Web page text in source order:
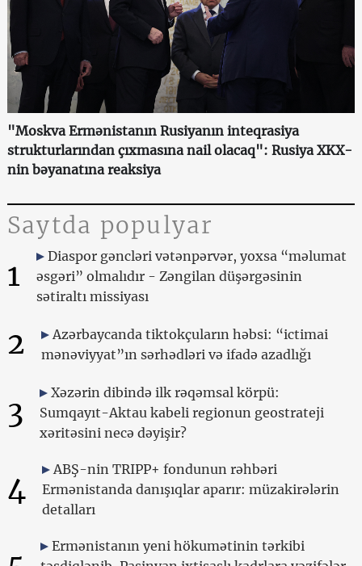
"Moskva Ermənistanın Rusiyanın inteqrasiya
strukturlarından çıxmasına nail olacaq": Rusiya XKX-
nin bəyanatına reaksiya
Saytda populyar
1
Diaspor gəncləri vətənpərvər, yoxsa “məlumat
əsgəri” olmalıdır - Zəngilan düşərgəsinin
sətiraltı missiyası
2
Azərbaycanda tiktokçuların həbsi: “ictimai
mənəviyyat”ın sərhədləri və ifadə azadlığı
3
Xəzərin dibində ilk rəqəmsal körpü:
Sumqayıt-Aktau kabeli regionun geostrateji
xəritəsini necə dəyişir?
4
ABŞ-nin TRIPP+ fondunun rəhbəri
Ermənistanda danışıqlar aparır: müzakirələrin
detalları
Ermənistanın yeni hökumətinin tərkibi